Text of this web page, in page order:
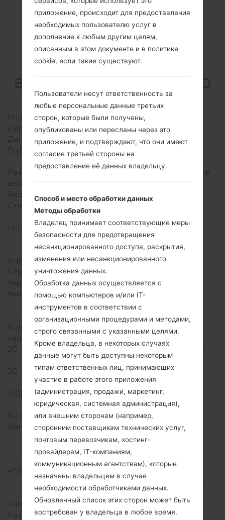
Спецификация
LGF240K(LGF240K)
akaLG Optimus G Pro
Модель и ее характеристики
Модель
LGF240K
Серия
LG Optimus G Pro
Дата выпуска
Апрель, 2013
Глубина
9.4 миллиметров (0.37
Размеры (ширина /
высота)
150.2 x 76.1 миллиметров
Вес
Операционная система
Android 5.0.x Lollipop
Аппаратное обеспечение
ЦП (процессор)
1.7 GHz Krait 300
Qualcomm APQ8064T
Snapdragon S4 Pro
Ядра процессора
Четырехъядерный
Оперативная память
Внутренняя память
16/32GB
Внешняя память
microSD, до 64 GB
(выделенный слот)
Сеть и данные
Количество мест для сим
карты
2G
GSM 850/900/1800/1900
MHz
3G
HSDPA 850/1900/2100
MHz
(4G) LTE
LTE band 4(1700/2100),
17(700)
5G network
-
Данные
GPRS, EDGE, UMTS,
HSDPA,HSUPA, HSPA+,
LTE
Размер экрана
5.5 in (~73.0%
соотношение экрана к
телу)
Тип экрана
True HD-IPS + LCD
Разрешение экрана
1080 x 1920 пикселей
приложение, происходит для предоставления
необходимых пользователю услуг в
дополнение к любым другим целям,
описанным в этом документе и в политике
cookie, если такие существуют.
Пользователи несут ответственность за
любые персональные данные третьих
сторон, которые были получены,
опубликованы или пересланы через это
приложение, и подтверждают, что они имеют
согласие третьей стороны на
предоставление её данных владельцу.
Способ и место обработки данных
Методы обработки
Владелец принимает соответствующие меры
безопасности для предотвращения
несанкционированного доступа, раскрытия,
изменения или несанкционированного
уничтожения данных.
Обработка данных осуществляется с
помощью компьютеров и/или IT-
инструментов в соответствии с
организационными процедурами и методами,
строго связанными с указанными целями.
Кроме владельца, в некоторых случаях
данные могут быть доступны некоторым
типам ответственных лиц, принимающих
участие в работе этого приложения
(администрация, продажи, маркетинг,
юридическая, системная администрация),
или внешним сторонам (например,
сторонним поставщикам технических услуг,
почтовым перевозчикам, хостинг-
провайдерам, IT-компаниям,
коммуникационным агентствам), которые
назначены владельцем в случае
необходимости обработчиками данных.
Обновленный список этих сторон может быть
востребован у владельца в любое время.